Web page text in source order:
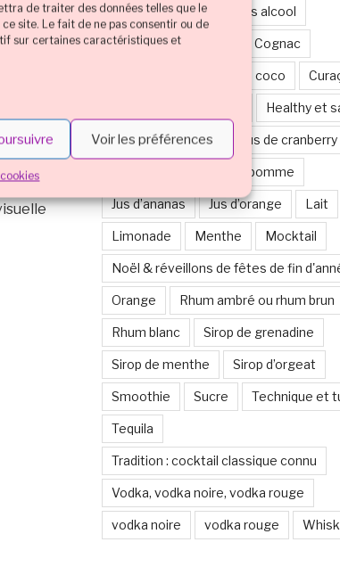
de traiter des données telles que le
site. Le fait de ne pas consentir ou de
sur certaines caractéristiques et
Voir les préférences
par
Cocktail et boisson sans alcool
Cocktail multicolore Cognac
Crème de coco
Healthy et
Jus de canneberge ou jus de cranberry
Jus de pomme
Jus d’ananas Jus d’orange Lait
Limonade Menthe Mocktail
Noël & réveillons de fêtes de fin
Orange Rhum ambré ou rhum brun
Rhum blanc Sirop de grenadine
Sirop de menthe Sirop d’orgeat
Smoothie Sucre Technique et
Tequila
Tradition : cocktail classique connu
Vodka, vodka noire, vodka rouge
vodka noire vodka rouge